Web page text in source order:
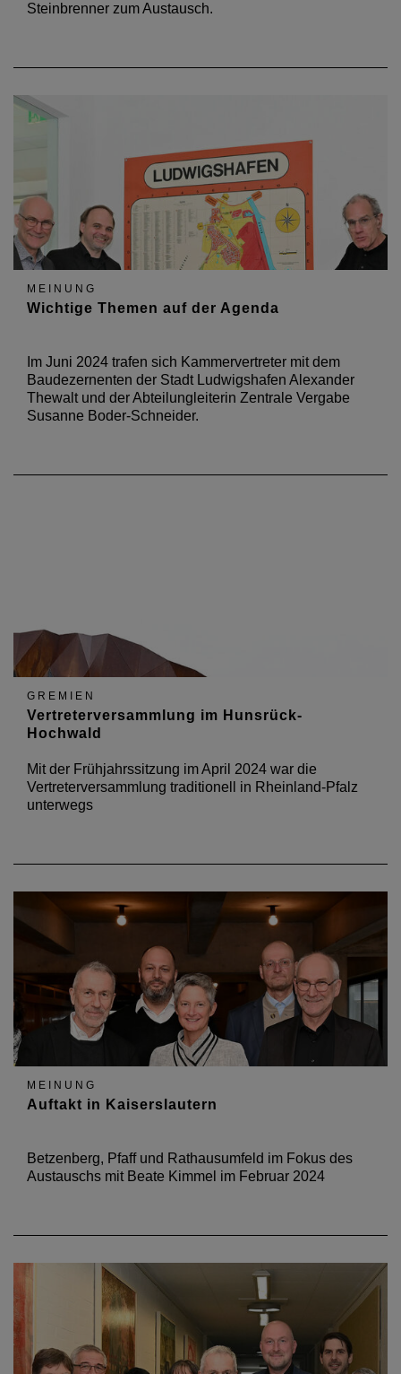
Steinbrenner zum Austausch.
MEINUNG
Wichtige Themen auf der Agenda
Im Juni 2024 trafen sich Kammervertreter mit dem
Baudezernenten der Stadt Ludwigshafen Alexander
Thewalt und der Abteilungleiterin Zentrale Vergabe
Susanne Boder-Schneider.
GREMIEN
Vertreterversammlung im Hunsrück-
Hochwald
Mit der Frühjahrssitzung im April 2024 war die
Vertreterversammlung traditionell in Rheinland-Pfalz
unterwegs
MEINUNG
Auftakt in Kaiserslautern
Betzenberg, Pfaff und Rathausumfeld im Fokus des
Austauschs mit Beate Kimmel im Februar 2024